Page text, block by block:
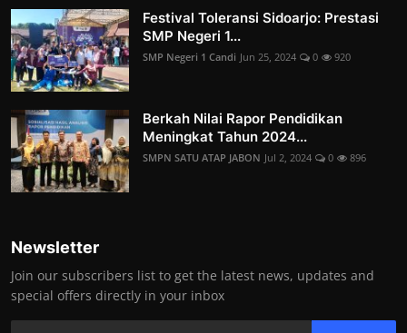
Festival Toleransi Sidoarjo: Prestasi
SMP Negeri 1...
SMP Negeri 1 Candi Jun 25, 2024 0 920
Berkah Nilai Rapor Pendidikan
Meningkat Tahun 2024...
SMPN SATU ATAP JABON Jul 2, 2024 0 896
Newsletter
Join our subscribers list to get the latest news, updates and
special offers directly in your inbox